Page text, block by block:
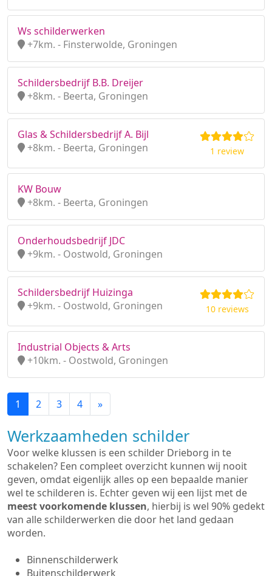
Ws schilderwerken
+7km. - Finsterwolde, Groningen
Schildersbedrijf B.B. Dreijer
+8km. - Beerta, Groningen
Glas & Schildersbedrijf A. Bijl
+8km. - Beerta, Groningen
1 review
KW Bouw
+8km. - Beerta, Groningen
Onderhoudsbedrijf JDC
+9km. - Oostwold, Groningen
Schildersbedrijf Huizinga
+9km. - Oostwold, Groningen
10 reviews
Industrial Objects & Arts
+10km. - Oostwold, Groningen
1 2 3 4 »
Werkzaamheden schilder
Voor welke klussen is een schilder Drieborg in te
schakelen? Een compleet overzicht kunnen wij nooit
geven, omdat eigenlijk alles op een bepaalde manier
wel te schilderen is. Echter geven wij een lijst met de
meest voorkomende klussen, hierbij is wel 90% gedekt
van alle schilderwerken die door het land gedaan
worden.
Binnenschilderwerk
Buitenschilderwerk